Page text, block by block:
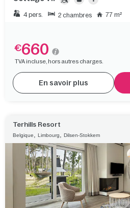
4 pers. 2 chambres 77 m²
€660
TVA incluse, hors autres charges.
En savoir plus
Terhills Resort
Belgique, Limbourg, Dilsen-Stokkem